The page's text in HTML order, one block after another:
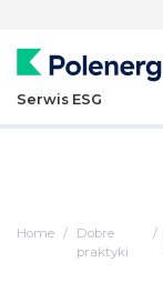
Serwis ESG
Home
Dobre
praktyki